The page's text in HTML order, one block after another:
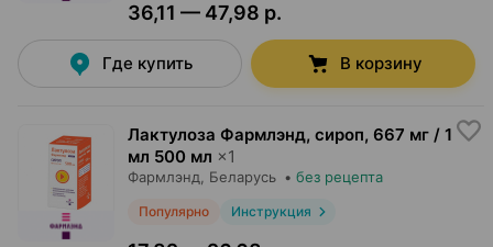
36,11 — 47,98 р.
Где купить В корзину
Лактулоза Фармлэнд, сироп, 667 мг / 1
мл 500 мл ×1
Фармлэнд , Беларусь • без рецепта
Популярно Инструкция